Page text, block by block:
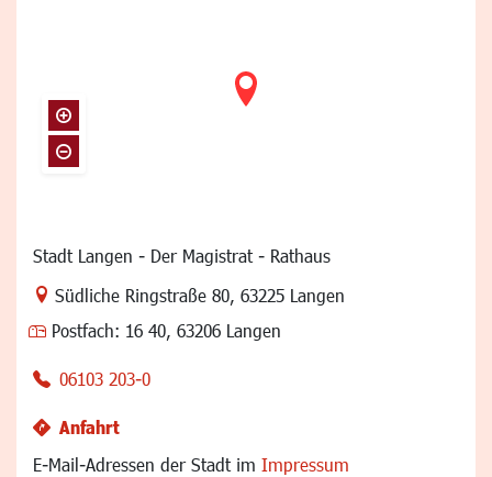
Stadt Langen - Der Magistrat - Rathaus
Link zur Google-Maps Navigation
Südliche Ringstraße 80, 63225 Langen
Postfach: 16 40, 63206 Langen
06103 203-0
Anfahrt
E-Mail-Adressen der Stadt im Impressum